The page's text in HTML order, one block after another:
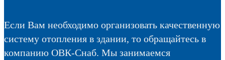
Если Вам необходимо организовать качественную
систему отопления в здании, то обращайтесь в
компанию ОВК-Снаб. Мы занимаемся